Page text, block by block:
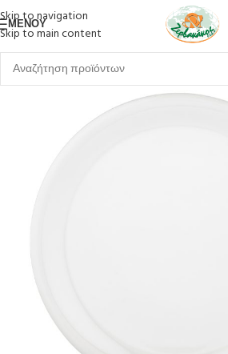
Skip to navigation
Skip to main content
ΜΕΝΟΎ